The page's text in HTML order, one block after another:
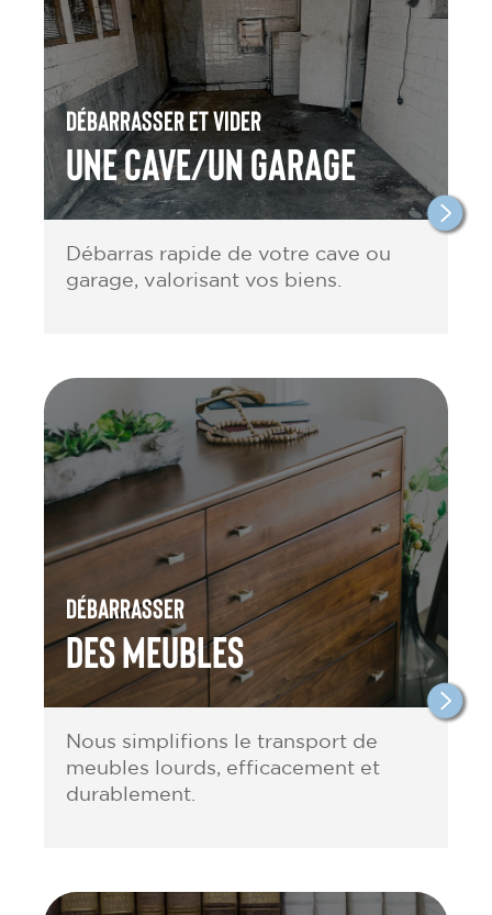
Débarrasser et vider
une cave/un garage
Débarras rapide de votre cave ou
garage, valorisant vos biens.
Débarrasser
des meubles
Nous simplifions le transport de
meubles lourds, efficacement et
durablement.